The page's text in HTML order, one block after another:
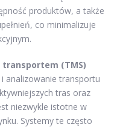
produktów, a także
co minimalizuje
(TMS)
analizowanie transportu
tras oraz
niezwykle istotne w
Systemy te często